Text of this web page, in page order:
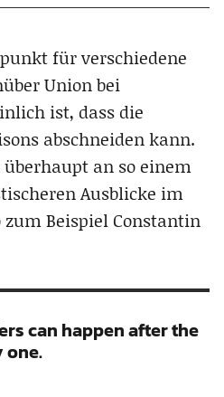
für verschiedene
Union bei
ist, dass die
abschneiden kann.
an so einem
Ausblicke im
Beispiel Constantin
can happen after the
one.